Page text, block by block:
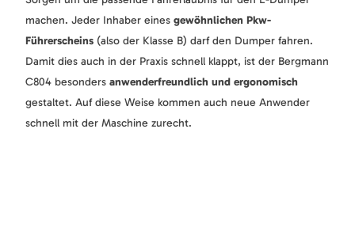
machen. Jeder Inhaber eines gewöhnlichen Pkw-
Führerscheins (also der Klasse B) darf den Dumper fahren.
Damit dies auch in der Praxis schnell klappt, ist der Bergmann
C804 besonders anwenderfreundlich und ergonomisch
gestaltet. Auf diese Weise kommen auch neue Anwender
schnell mit der Maschine zurecht.